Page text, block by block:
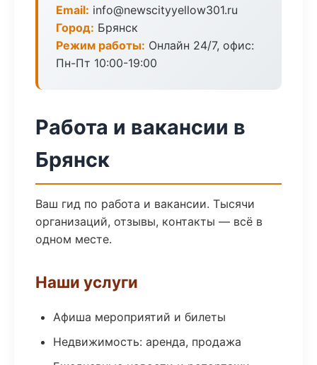
Email: info@newscityyellow301.ru
Город: Брянск
Режим работы: Онлайн 24/7, офис:
Пн-Пт 10:00-19:00
Работа и вакансии в
Брянск
Ваш гид по работа и вакансии. Тысячи
организаций, отзывы, контакты — всё в
одном месте.
Наши услуги
Афиша мероприятий и билеты
Недвижимость: аренда, продажа